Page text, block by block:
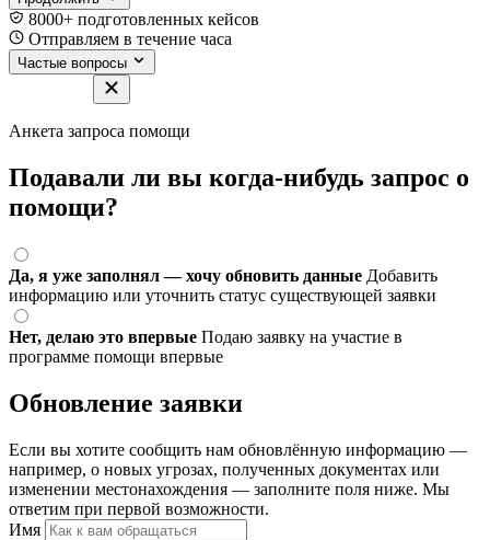
8000+ подготовленных кейсов
Отправляем в течение часа
Частые вопросы
Анкета запроса помощи
Подавали ли вы когда-нибудь запрос о
помощи?
Да, я уже заполнял — хочу обновить данные Добавить
информацию или уточнить статус существующей заявки
Нет, делаю это впервые Подаю заявку на участие в
программе помощи впервые
Обновление заявки
Если вы хотите сообщить нам обновлённую информацию —
например, о новых угрозах, полученных документах или
изменении местонахождения — заполните поля ниже. Мы
ответим при первой возможности.
Имя